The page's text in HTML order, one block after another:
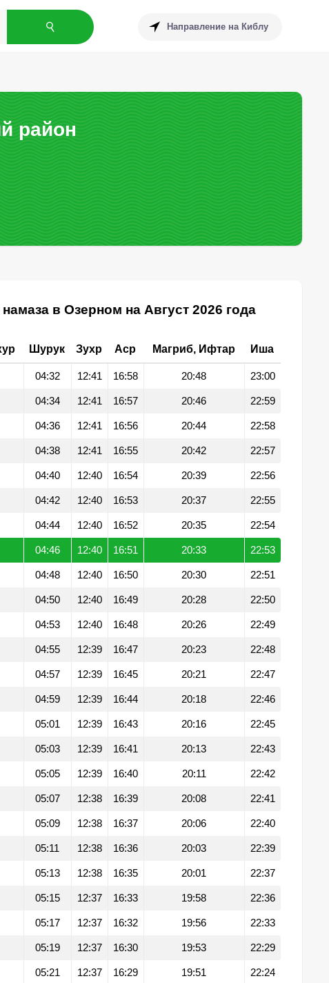
Направление на Киблу
район
в Озерном на Август 2026 года
Шурук Зухр Аср Магриб, Ифтар Иша
04:32 12:41 16:58 20:48 23:00
04:34 12:41 16:57 20:46 22:59
04:36 12:41 16:56 20:44 22:58
04:38 12:41 16:55 20:42 22:57
04:40 12:40 16:54 20:39 22:56
04:42 12:40 16:53 20:37 22:55
04:44 12:40 16:52 20:35 22:54
04:46 12:40 16:51 20:33 22:53
04:48 12:40 16:50 20:30 22:51
04:50 12:40 16:49 20:28 22:50
04:53 12:40 16:48 20:26 22:49
04:55 12:39 16:47 20:23 22:48
04:57 12:39 16:45 20:21 22:47
04:59 12:39 16:44 20:18 22:46
05:01 12:39 16:43 20:16 22:45
05:03 12:39 16:41 20:13 22:43
05:05 12:39 16:40 20:11 22:42
05:07 12:38 16:39 20:08 22:41
05:09 12:38 16:37 20:06 22:40
05:11 12:38 16:36 20:03 22:39
05:13 12:38 16:35 20:01 22:37
05:15 12:37 16:33 19:58 22:36
05:17 12:37 16:32 19:56 22:33
05:19 12:37 16:30 19:53 22:29
05:21 12:37 16:29 19:51 22:24